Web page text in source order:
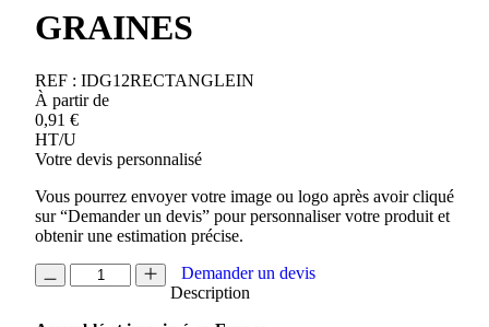
GRAINES
REF : IDG12RECTANGLEIN
À partir de
0,91 €
HT/U
Votre devis personnalisé
Vous pourrez envoyer votre image ou logo après avoir cliqué
sur “Demander un devis” pour personnaliser votre produit et
obtenir une estimation précise.
quantité
de
Demander un devis
Description